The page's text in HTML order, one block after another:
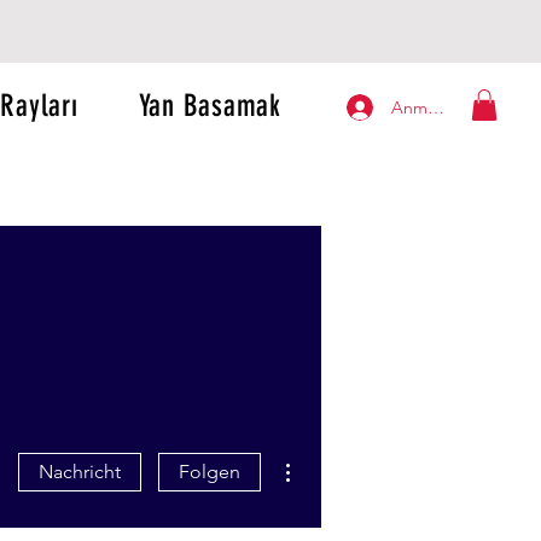
Anmelden
Yan Basamak
Nachricht Folgen